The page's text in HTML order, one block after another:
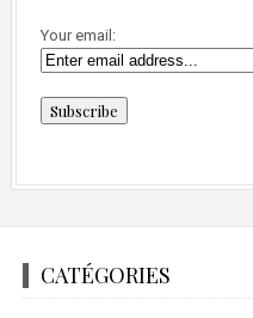
Your email:
CATÉGORIES